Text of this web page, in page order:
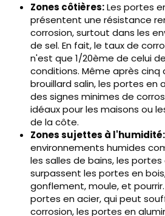
Zones côtières:Les portes
présentent une résistance
corrosion, surtout dans les
de sel. En fait, le taux de
n'est que 1/20ème de celui
conditions. Même après cinq
brouillard salin, les portes en
des signes minimes de
idéaux pour les maisons ou
de la côte.
Zones sujettes à l'humidité:
environnements humides
les salles de bains, les portes
surpassent les portes en
gonflement, moule, et
portes en acier, qui peut
corrosion, les portes en